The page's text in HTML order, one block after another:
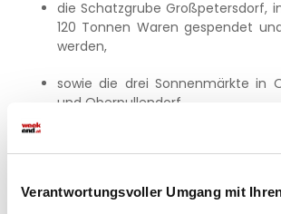
Verantwortungsvoller Umgang mit
die Schatzgrube Großpetersdorf,
120 Tonnen Waren gespendet
werden,
sowie die drei Sonnenmärkte in
und Oberpullendorf.
Die Sonnenmärkte verzeichnen
geringem Einkommen hochwertige